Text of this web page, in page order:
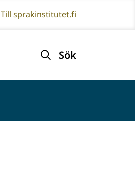
Till sprakinstitutet.fi
Sök